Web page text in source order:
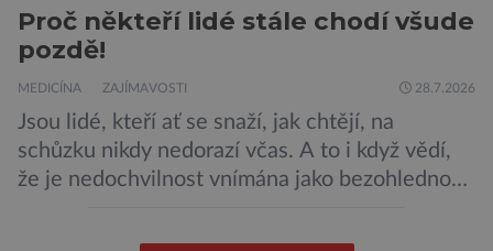
Proč někteří lidé stále chodí všude
pozdě!
MEDICÍNA ZAJÍMAVOSTI 28.7.2026
Jsou lidé, kteří ať se snaží, jak chtějí, na
schůzku nikdy nedorazí včas. A to i když vědí,
že je nedochvilnost vnímána jako bezohlednost